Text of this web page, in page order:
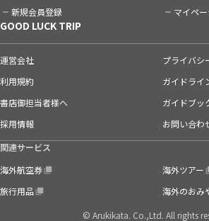
新規会員登録 マイペ
GOOD LUCK TRIP
運営会社
プライバシ
利用規約
ガイドライ
書店御担当者様へ
ガイドブッ
採用情報
お問い合わ
関連サービス
海外航空券
海外ツアー
旅行用品
海外のおみ
© Arukikata. Co.,Ltd. All rights